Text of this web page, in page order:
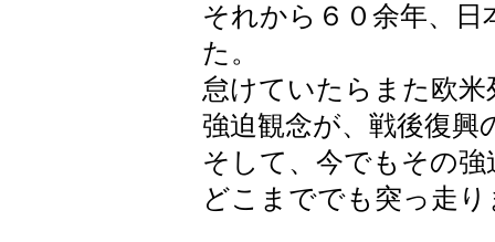
それから６０余年、
た。
怠けていたらまた欧
強迫観念が、戦後復興
そして、今でもその
どこまででも突っ走り